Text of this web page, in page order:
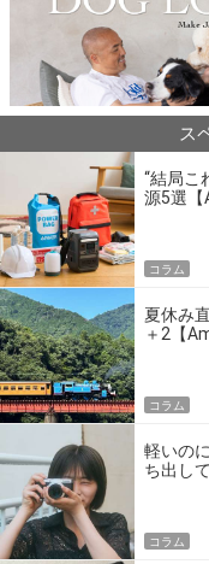
ス
“結局こ
源5選【
コラム
夏休み
＋2【
コラム
軽いの
ち出し
コラム